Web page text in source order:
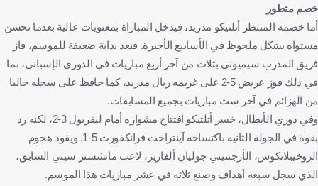
خصم متطور
أما خصمه المنتظر أتلتيكو مدريد، فيدخل المباراة بمعنويات عالية بعدما تحسن
مستواه بشكل ملحوظ في الأسابيع الأخيرة. فبعد بداية ضعيفة للموسم، فاز
فريق المدرب سيميوني بثلاث من آخر أربع مباريات في الدوري الإسباني، بما
في ذلك فوز عريض 5-2 على غريمه ريال مدريد، كما حافظ على سجله خاليا
من الهزائم في آخر ست مباريات بجميع المسابقات.
وفي دوري الأبطال، خسر أتلتيكو افتتاح مشواره أمام ليفربول 3-2، لكنه رد
بقوة في الجولة الثانية باكتساحه آينتراخت فرانكفورت 5-1. ويقود هجوم
الروخيبلانكوس، الأرجنتيني جوليان ألفاريز، لاعب مانشستر سيتي السابق،
الذي سجل سبعة أهداف وصنع ثلاثة في عشر مباريات هذا الموسم.